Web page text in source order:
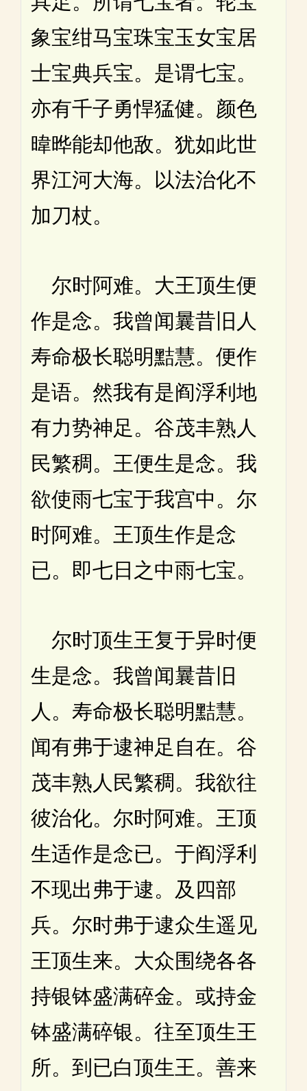
象宝绀马宝珠宝玉女宝居
士宝典兵宝。是谓七宝。
亦有千子勇悍猛健。颜色
暐晔能却他敌。犹如此世
界江河大海。以法治化不
加刀杖。
尔时阿难。大王顶生便
作是念。我曾闻曩昔旧人
寿命极长聪明黠慧。便作
是语。然我有是阎浮利地
有力势神足。谷茂丰熟人
民繁稠。王便生是念。我
欲使雨七宝于我宫中。尔
时阿难。王顶生作是念
已。即七日之中雨七宝。
尔时顶生王复于异时便
生是念。我曾闻曩昔旧
人。寿命极长聪明黠慧。
闻有弗于逮神足自在。谷
茂丰熟人民繁稠。我欲往
彼治化。尔时阿难。王顶
生适作是念已。于阎浮利
不现出弗于逮。及四部
兵。尔时弗于逮众生遥见
王顶生来。大众围绕各各
持银钵盛满碎金。或持金
钵盛满碎银。往至顶生王
所。到已白顶生王。善来